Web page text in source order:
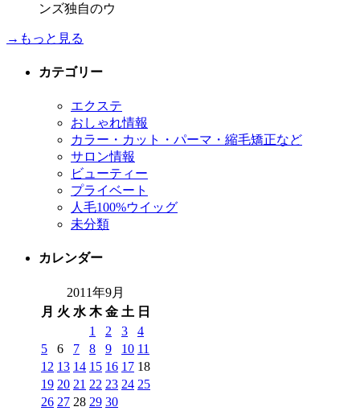
ンズ独自のウ
→もっと見る
カテゴリー
エクステ
おしゃれ情報
カラー・カット・パーマ・縮毛矯正など
サロン情報
ビューティー
プライベート
人毛100%ウイッグ
未分類
カレンダー
2011年9月
月 火 水 木 金 土 日
1
2 3
4
5
6 7 8 9 10 11
12 13 14 15 16 17 18
19 20 21 22 23 24 25
26 27 28 29 30